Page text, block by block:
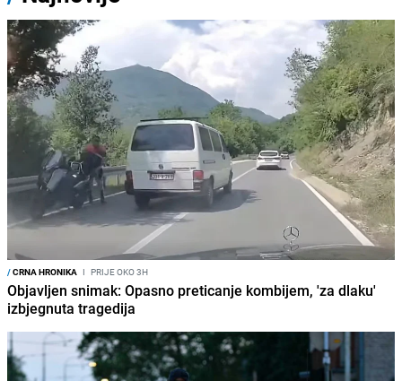
/CRNA HRONIKA I PRIJE OKO 3H
Objavljen snimak: Opasno preticanje kombijem, 'za dlaku'
izbjegnuta tragedija